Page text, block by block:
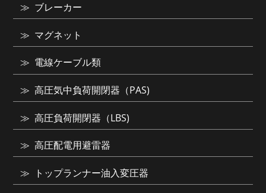
ブレーカー
マグネット
電線ケーブル類
高圧気中負荷開閉器（PAS)
高圧負荷開閉器（LBS)
高圧配電用避雷器
トップランナー油入変圧器